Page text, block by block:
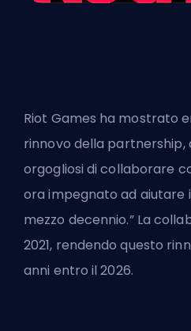
Riot Games ha mostrato
rinnovo della partnership,
orgogliosi di collaborare
ora impegnato ad aiutare
mezzo decennio.” La
2021, rendendo questo
anni entro il 2026.